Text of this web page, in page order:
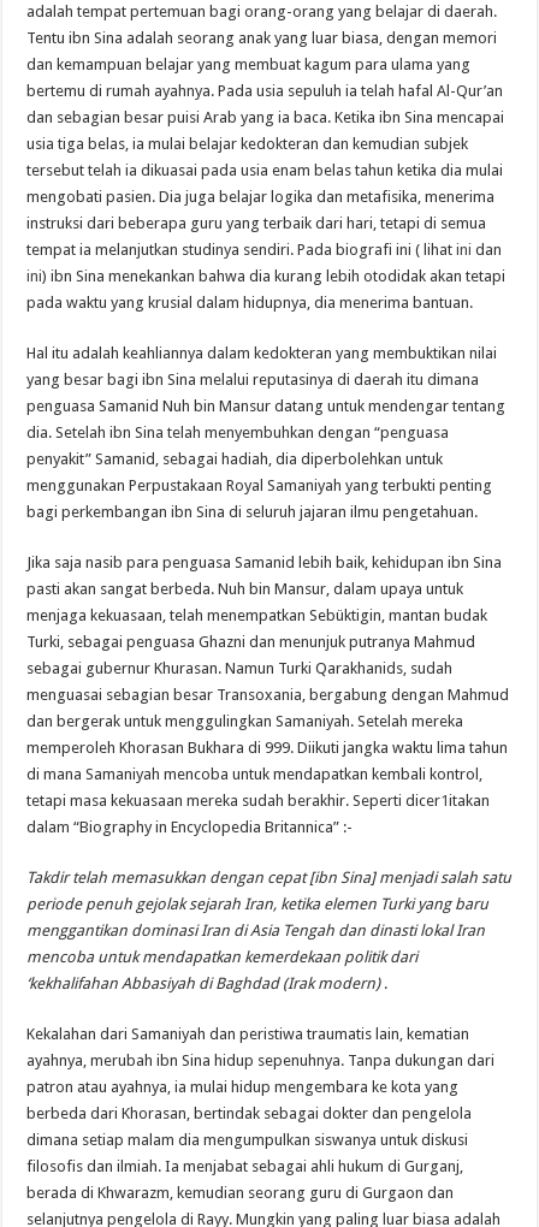
adalah tempat pertemuan bagi orang-orang yang belajar di daerah.
Tentu ibn Sina adalah seorang anak yang luar biasa, dengan memori
dan kemampuan belajar yang membuat kagum para ulama yang
bertemu di rumah ayahnya. Pada usia sepuluh ia telah hafal Al-Qur’an
dan sebagian besar puisi Arab yang ia baca. Ketika ibn Sina mencapai
usia tiga belas, ia mulai belajar kedokteran dan kemudian subjek
tersebut telah ia dikuasai pada usia enam belas tahun ketika dia mulai
mengobati pasien. Dia juga belajar logika dan metafisika, menerima
instruksi dari beberapa guru yang terbaik dari hari, tetapi di semua
tempat ia melanjutkan studinya sendiri. Pada biografi ini ( lihatini dan
ini) ibn Sina menekankan bahwa dia kurang lebih otodidak akan tetapi
pada waktu yang krusial dalam hidupnya, dia menerima bantuan.
Hal itu adalah keahliannya dalam kedokteran yang membuktikan nilai
yang besar bagi ibn Sina melalui reputasinya di daerah itu dimana
penguasa Samanid Nuh bin Mansur datang untuk mendengar tentang
dia. Setelah ibn Sina telah menyembuhkan dengan “penguasa
penyakit” Samanid, sebagai hadiah, dia diperbolehkan untuk
menggunakan Perpustakaan Royal Samaniyah yang terbukti penting
bagi perkembangan ibn Sina di seluruh jajaran ilmu pengetahuan.
Jika saja nasib para penguasa Samanid lebih baik, kehidupan ibn Sina
pasti akan sangat berbeda. Nuh bin Mansur, dalam upaya untuk
menjaga kekuasaan, telah menempatkan Sebüktigin, mantan budak
Turki, sebagai penguasa Ghazni dan menunjuk putranya Mahmud
sebagai gubernur Khurasan. Namun Turki Qarakhanids, sudah
menguasai sebagian besar Transoxania, bergabung dengan Mahmud
dan bergerak untuk menggulingkan Samaniyah. Setelah mereka
memperoleh Khorasan Bukhara di 999. Diikuti jangka waktu lima tahun
di mana Samaniyah mencoba untuk mendapatkan kembali kontrol,
tetapi masa kekuasaan mereka sudah berakhir. Seperti dicer1itakan
dalam “Biography in Encyclopedia Britannica” :-
Takdir telah memasukkan dengan cepat [ibn Sina] menjadi salah satu
periode penuh gejolak sejarah Iran, ketika elemen Turki yang baru
menggantikan dominasi Iran di Asia Tengah dan dinasti lokal Iran
mencoba untuk mendapatkan kemerdekaan politik dari
‘kekhalifahanAbbasiyah di Baghdad (Irakmodern) .
Kekalahan dari Samaniyah dan peristiwa traumatis lain kematian
ayahnya ,merubah ibn Sina hidup sepenuhnya. Tanpa dukungan dari
patron atau ayahnya ,ia mulai hidup mengembara ke kota yang
berbeda dari Khorasan bertindak sebagai dokter dan pengelola
dimana setiap malam dia mengumpulkan siswanyauntuk diskusi
filosofis dan ilmiah.Ia menjabat sebagai ahli hukum di Gurganj
berada di Khwarazm , kemudian seorang guru di Gurgaon dan
selanjutnya pengeloladi Rayy.Mungkin yang paling luar biasa adalah